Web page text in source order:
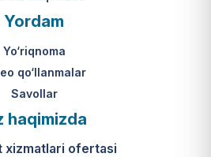
Yordam
Yo‘riqnoma
qo‘llanmalar
Savollar
haqimizda
xizmatlari ofertasi